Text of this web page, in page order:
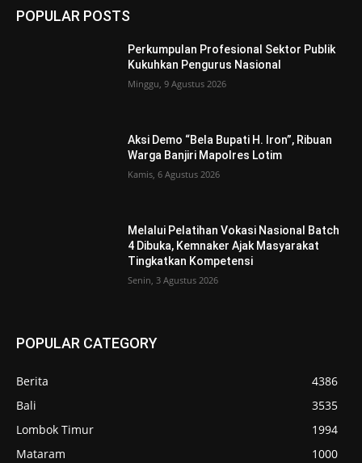
POPULAR POSTS
Perkumpulan Profesional Sektor Publik
Kukuhkan Pengurus Nasional
Minggu, 9 Agustus 2026
Aksi Demo “Bela Bupati H. Iron”, Ribuan
Warga Banjiri Mapolres Lotim
Kamis, 6 Agustus 2026
Melalui Pelatihan Vokasi Nasional Batch
4 Dibuka, Kemnaker Ajak Masyarakat
Tingkatkan Kompetensi
Senin, 3 Agustus 2026
POPULAR CATEGORY
Berita
4386
Bali
3535
Lombok Timur
1994
Mataram
1000